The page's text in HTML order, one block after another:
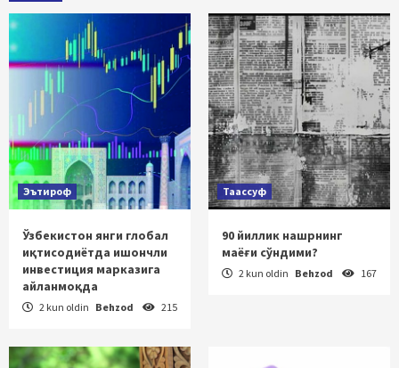
Эътироф
Ўзбекистон янги глобал
иқтисодиётда ишончли
инвестиция марказига
айланмоқда
2 kun oldin Behzod 215
Таассуф
90 йиллик нашрнинг
маёғи сўндими?
2 kun oldin Behzod 167